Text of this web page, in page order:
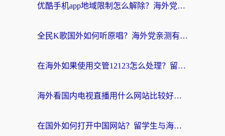
优酷手机app地域限制怎么解除？海外党亲测有效的追剧方案
全民K歌国外如何听原唱？海外党亲测有效的回国加速器选择指南
在海外如果使用交管12123怎么处理？留学生亲测有效的回国加速方案
海外看国内电视直播用什么网站比较好？一篇解决你所有追剧难题的实用指南
在国外如何打开中国网站？留学生与海外华人的无缝访问指南